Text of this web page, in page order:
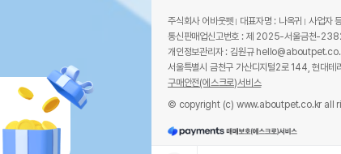
주식회사 어바웃펫 대표자명 : 나옥귀
사업자
통신판매업신고번호 : 제 2025-서울금천-
개인정보관리자 : 김원규
서울특별시 금천구 가산디지털2로 144, 현대
구매안전(에스크로)서비스
© copyright (c) www.aboutpet.co.kr all